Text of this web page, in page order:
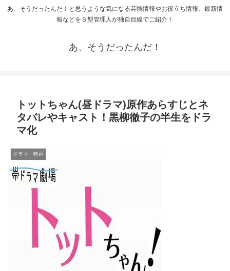
あ、そうだったんだ！と思うような気になる芸能情報やお役立ち情報、最新情
報などをＢ型管理人が独自目線でご紹介！
あ、そうだったんだ！
トットちゃん(昼ドラマ)原作あらすじとネ
タバレやキャスト！黒柳徹子の半生をドラ
マ化
ドラマ・映画